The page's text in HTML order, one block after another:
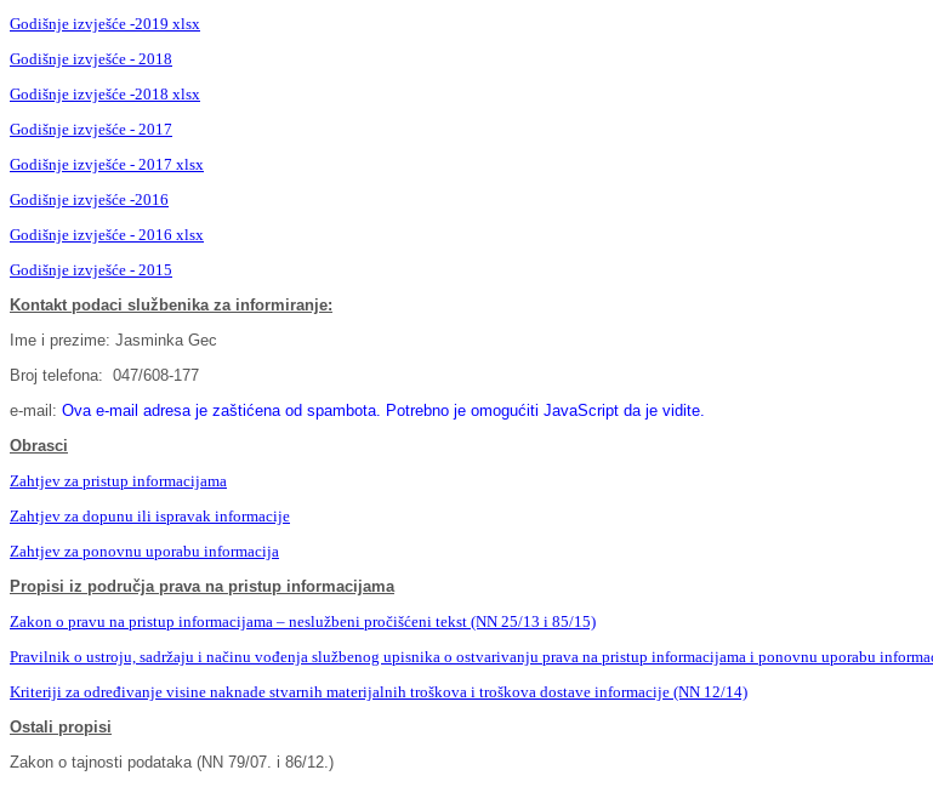
Godišnje izvješće -2019 xlsx
Godišnje izvješće - 2018
Godišnje izvješće -2018 xlsx
Godišnje izvješće - 2017
Godišnje izvješće - 2017 xlsx
Godišnje izvješće -2016
Godišnje izvješće - 2016 xlsx
Godišnje izvješće - 2015
Kontakt podaci službenika za informiranje:
Ime i prezime: Jasminka Gec
Broj telefona: 047/608-177
e-mail: Ova e-mail adresa je zaštićena od spambota. Potrebno je omogućiti JavaScript da je vidite.
Obrasci
Zahtjev za pristup informacijama
Zahtjev za dopunu ili ispravak informacije
Zahtjev za ponovnu uporabu informacija
Propisi iz područja prava na pristup informacijama
Zakon o pravu na pristup informacijama – neslužbeni pročišćeni tekst (NN 25/13 i 85/15)
Pravilnik o ustroju, sadržaju i načinu vođenja službenog upisnika o ostvarivanju prava na pristup informacijama i ponovnu uporabu
Kriteriji za određivanje visine naknade stvarnih materijalnih troškova i troškova dostave informacije (NN 12/14)
Ostali propisi
Zakon o tajnosti podataka (NN 79/07. i 86/12.)